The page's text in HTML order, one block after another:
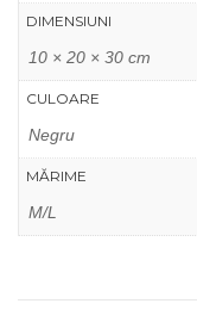
DIMENSIUNI
10 × 20 × 30 cm
CULOARE
Negru
MĂRIME
M/L